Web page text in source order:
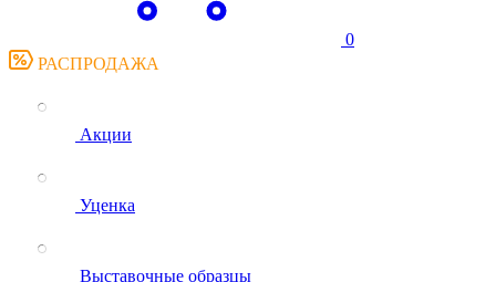
0
РАСПРОДАЖА
Акции
Уценка
Выставочные образцы